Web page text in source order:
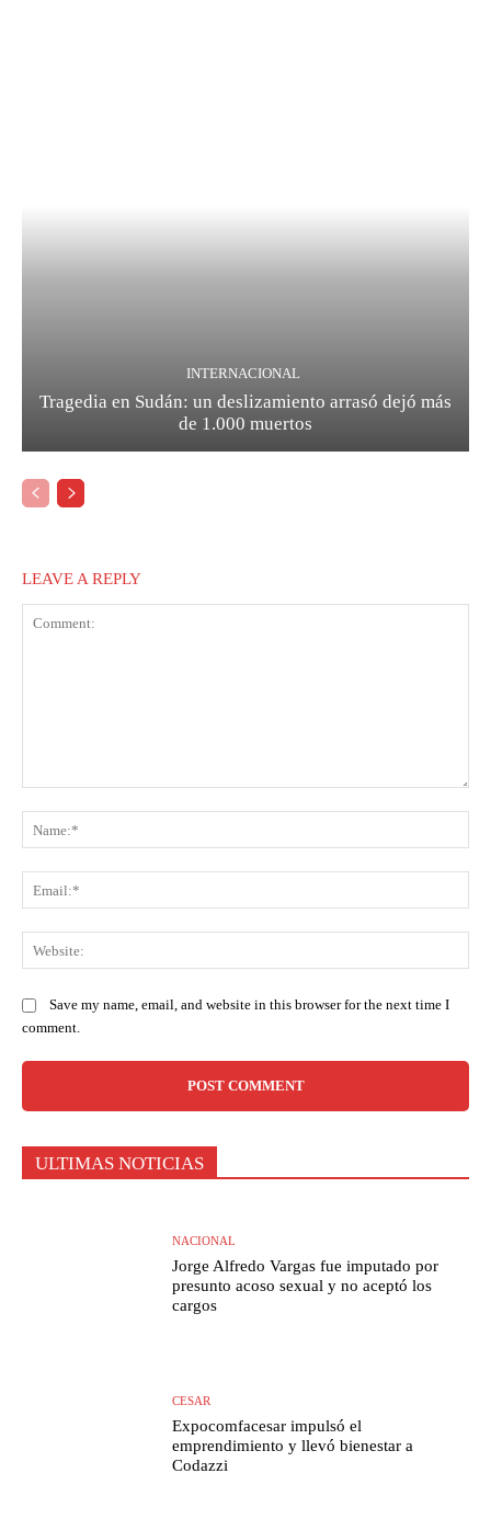
INTERNACIONAL
Tragedia en Sudán: un deslizamiento arrasó dejó más
de 1.000 muertos
LEAVE A REPLY
Save my name, email, and website in this browser for the next time I
comment.
ULTIMAS NOTICIAS
NACIONAL
Jorge Alfredo Vargas fue imputado por
presunto acoso sexual y no aceptó los
cargos
CESAR
Expocomfacesar impulsó el
emprendimiento y llevó bienestar a
Codazzi